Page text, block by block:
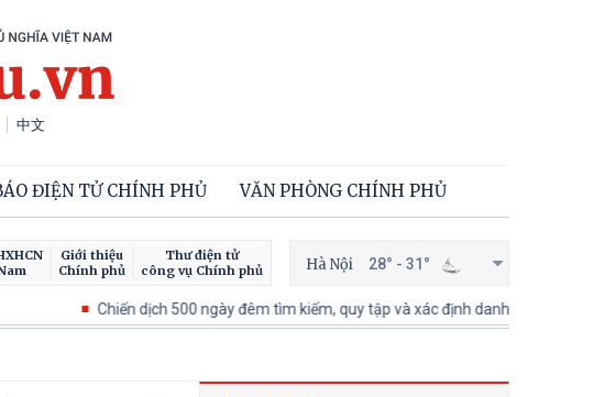
中文
ĐIỆN TỬ CHÍNH PHỦ VĂN PHÒNG CHÍNH PHỦ
Giới thiệu
Chính phủ
Thư điện tử
công vụ Chính phủ
Hà Nội 28° - 31°
Chiến dịch 500 ngày đêm tìm kiếm, quy tập và xác định danh tính hài cốt liệt sĩ